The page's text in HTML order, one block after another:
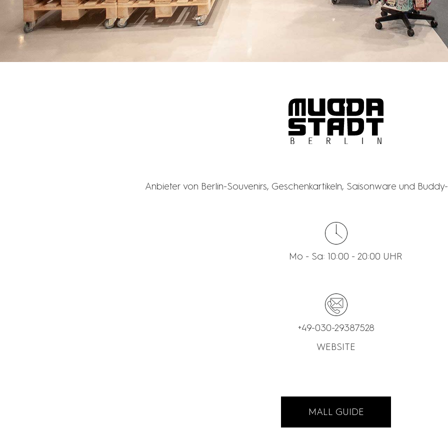
Anbieter von Berlin-Souvenirs, Geschenkartikeln, Saisonware und
Mo - Sa: 10:00 - 20:00 UHR
+49-030-29387528
WEBSITE
MALL GUIDE